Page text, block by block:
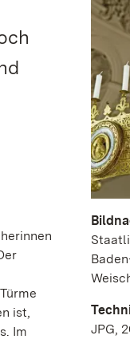
ist,
Im
JPG,